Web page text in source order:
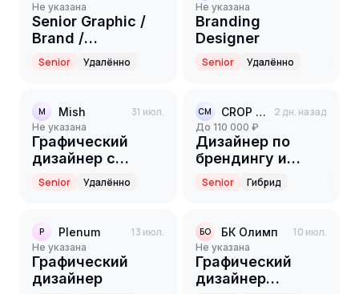
Не указана
Senior Graphic /
Brand /
Communication
Designer
Senior Удалённо
Не указана
Branding
Designer
Senior Удалённо
M Mish 31 июл.
Не указана
Графический
дизайнер с
уклоном в
айдентику
Senior Удалённо
CM CROP media 2 дн. назад
до 110 000 ₽
Дизайнер по
брендингу и
упаковке (Middle
Senior Гибрид
P Plenum 13 июл.
Не указана
Графический
дизайнер
БО БК Олимп 10 июл.
Не указана
Графический
дизайнер